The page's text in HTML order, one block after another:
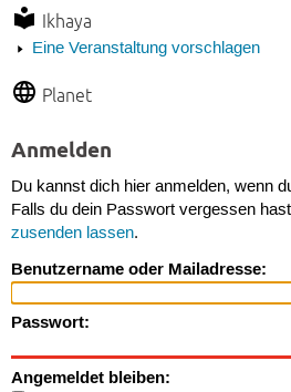
Ikhaya
Eine Veranstaltung vorschlagen
Planet
Anmelden
Du kannst dich hier anmelden, wenn
Falls du dein Passwort vergessen
zusenden lassen.
Benutzername oder Mailadresse:
Passwort:
Angemeldet bleiben: